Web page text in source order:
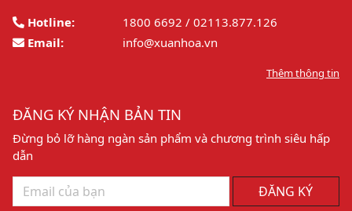
Hotline:
1800 6692 / 02113.877.126
Email:
info@xuanhoa.vn
Thêm thông tin
ĐĂNG KÝ NHẬN BẢN TIN
Đừng bỏ lỡ hàng ngàn sản phẩm và chương trình siêu hấp
dẫn
ĐĂNG KÝ